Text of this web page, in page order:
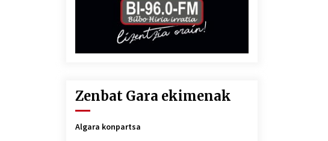
Zenbat Gara ekimenak
Algara konpartsa